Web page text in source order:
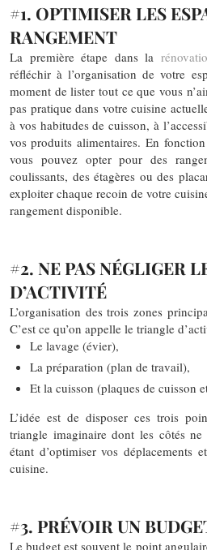
#1. OPTIMISER LES
RANGEMENT
La première étape dans la
réfléchir à l’organisation de votre
moment de lister tout ce que vous
pas pratique dans votre cuisine
à vos habitudes de cuisson, à
vos produits alimentaires. En
vous pouvez opter pour des
coulissants, des étagères ou des
exploiter chaque recoin de votre
rangement disponible.
#2. NE PAS NÉGLIGER
D’ACTIVITÉ
L’organisation des trois zones
C’est ce qu’on appelle le triangle
Le lavage (évier),
La préparation (plan de travail),
Et la cuisson (plaques de cuisson
L’idée est de disposer ces trois
triangle imaginaire dont les côtés
étant d’optimiser vos déplacements
cuisine.
#3. PRÉVOIR UN
Le budget est souvent le point